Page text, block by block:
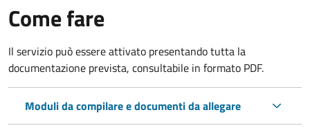
Come fare
Il servizio può essere attivato presentando tutta la
documentazione prevista, consultabile in formato PDF.
Moduli da compilare e documenti da allegare